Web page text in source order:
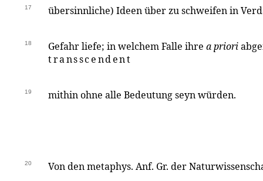
17 übersinnliche) Ideen über zu schweifen in
18 Gefahr liefe; in welchem Falle ihre a priori
transscendent
19 mithin ohne alle Bedeutung seyn würden.
20 Von den metaphys. Anf. Gr. der